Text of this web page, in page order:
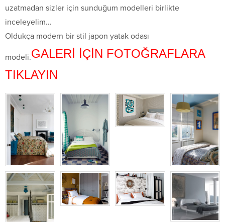
uzatmadan sizler için sunduğum modelleri birlikte
inceleyelim…
Oldukça modern bir stil japon yatak odası
modeli.GALERİ İÇİN FOTOĞRAFLARA
TIKLAYIN